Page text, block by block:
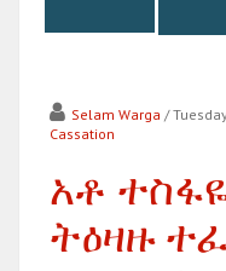
Selam Warga /
Cassation
አቶ
ትዕዛዙ